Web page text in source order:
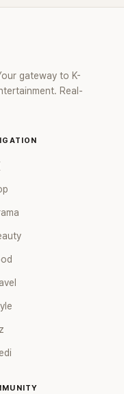
以混聲團體 S#arp 成
一時，由李智惠、徐
兩位男成員組成。不
至傳出徐智英母親對
於 2002 年解散。 團
持續活躍於綜藝節
gateway to K-
Real-